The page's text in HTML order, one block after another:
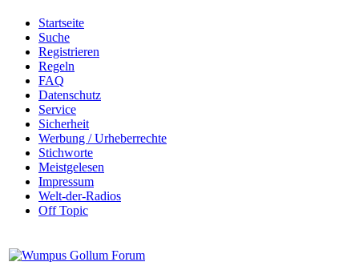
Startseite
Suche
Registrieren
Regeln
FAQ
Datenschutz
Service
Sicherheit
Werbung / Urheberrechte
Stichworte
Meistgelesen
Impressum
Welt-der-Radios
Off Topic